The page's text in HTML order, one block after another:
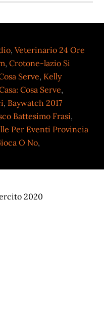
,Veterinario 24 Ore
,Crotone-lazio Si
Serve, Kelly
Cosa Serve,
, Baywatch 2017
Battesimo Frasi,
Per Eventi Provincia
O No,
2020